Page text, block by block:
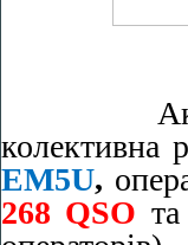
колективна
EM5U,
268 QSO